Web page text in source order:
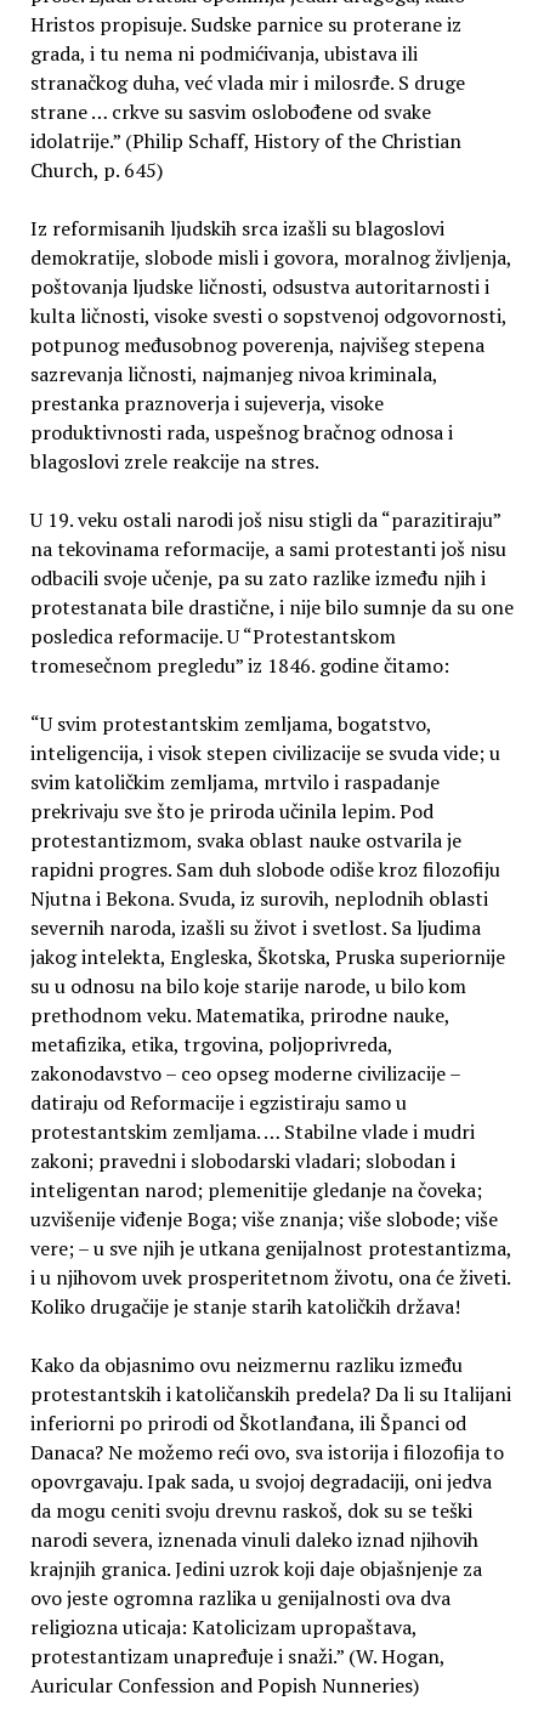
Hristos propisuje. Sudske parnice su proterane iz
grada, i tu nema ni podmićivanja, ubistava ili
stranačkog duha, već vlada mir i milosrđe. S druge
strane … crkve su sasvim oslobođene od svake
idolatrije.” (Philip Schaff, History of the Christian
Church, p. 645)
Iz reformisanih ljudskih srca izašli su blagoslovi
demokratije, slobode misli i govora, moralnog življenja,
poštovanja ljudske ličnosti, odsustva autoritarnosti i
kulta ličnosti, visoke svesti o sopstvenoj odgovornosti,
potpunog međusobnog poverenja, najvišeg stepena
sazrevanja ličnosti, najmanjeg nivoa kriminala,
prestanka praznoverja i sujeverja, visoke
produktivnosti rada, uspešnog bračnog odnosa i
blagoslovi zrele reakcije na stres.
U 19. veku ostali narodi još nisu stigli da “parazitiraju”
na tekovinama reformacije, a sami protestanti još nisu
odbacili svoje učenje, pa su zato razlike između njih i
protestanata bile drastične, i nije bilo sumnje da su one
posledica reformacije. U “Protestantskom
tromesečnom pregledu” iz 1846. godine čitamo:
“U svim protestantskim zemljama, bogatstvo,
inteligencija, i visok stepen civilizacije se svuda vide; u
svim katoličkim zemljama, mrtvilo i raspadanje
prekrivaju sve što je priroda učinila lepim. Pod
protestantizmom, svaka oblast nauke ostvarila je
rapidni progres. Sam duh slobode odiše kroz filozofiju
Njutna i Bekona. Svuda, iz surovih, neplodnih oblasti
severnih naroda, izašli su život i svetlost. Sa ljudima
jakog intelekta, Engleska, Škotska, Pruska superiornije
su u odnosu na bilo koje starije narode, u bilo kom
prethodnom veku. Matematika, prirodne nauke,
metafizika, etika, trgovina, poljoprivreda,
zakonodavstvo – ceo opseg moderne civilizacije –
datiraju od Reformacije i egzistiraju samo u
protestantskim zemljama. … Stabilne vlade i mudri
zakoni; pravedni i slobodarski vladari; slobodan i
inteligentan narod; plemenitije gledanje na čoveka;
uzvišenije viđenje Boga; više znanja; više slobode; više
vere; – u sve njih je utkana genijalnost protestantizma,
i u njihovom uvek prosperitetnom životu, ona će živeti.
Koliko drugačije je stanje starih katoličkih država!
Kako da objasnimo ovu neizmernu razliku između
protestantskih i katoličanskih predela? Da li su Italijani
inferiorni po prirodi od Škotlanđana, ili Španci od
Danaca? Ne možemo reći ovo, sva istorija i filozofija to
opovrgavaju. Ipak sada, u svojoj degradaciji, oni jedva
da mogu ceniti svoju drevnu raskoš, dok su se teški
narodi severa, iznenada vinuli daleko iznad njihovih
krajnjih granica. Jedini uzrok koji daje objašnjenje za
ovo jeste ogromna razlika u genijalnosti ova dva
religiozna uticaja: Katolicizam upropaštava,
protestantizam unapređuje i snaži.” (W. Hogan,
Auricular Confession and Popish Nunneries)